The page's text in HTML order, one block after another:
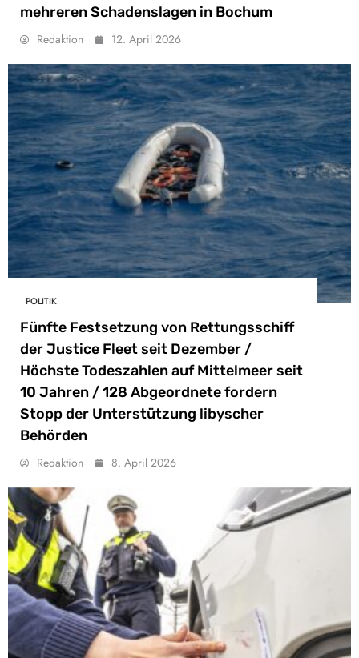
mehreren Schadenslagen in Bochum
Redaktion 12. April 2026
POLITIK
Fünfte Festsetzung von Rettungsschiff
der Justice Fleet seit Dezember /
Höchste Todeszahlen auf Mittelmeer seit
10 Jahren / 128 Abgeordnete fordern
Stopp der Unterstützung libyscher
Behörden
Redaktion 8. April 2026